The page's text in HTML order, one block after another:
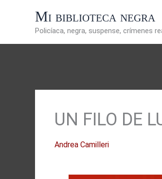
Mi biblioteca negra
Policíaca, negra, suspense, crímenes
UN FILO DE
Andrea Camilleri